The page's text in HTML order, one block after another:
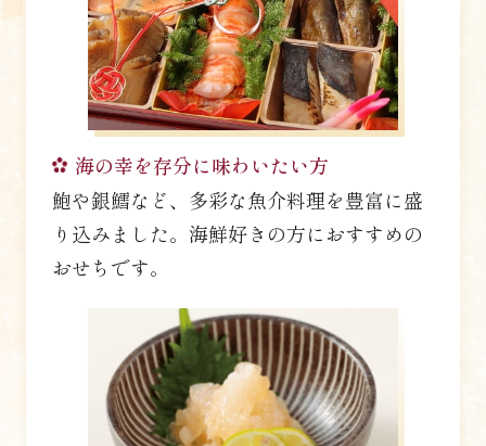
海の幸を存分に味わいたい方
鮑や銀鱈など、多彩な魚介料理を豊富に盛
り込みました。海鮮好きの方におすすめの
おせちです。